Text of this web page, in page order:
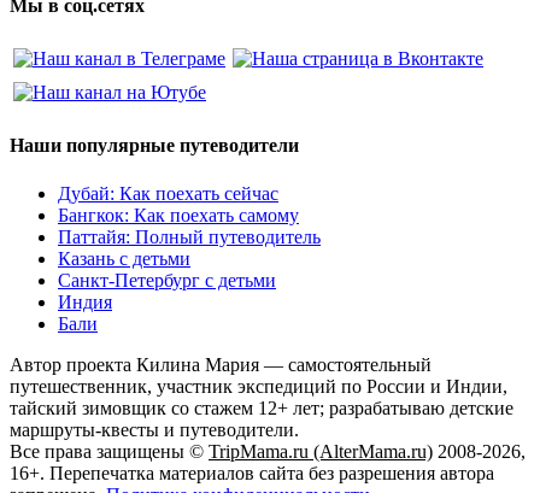
Мы в соц.сетях
Наши популярные путеводители
Дубай: Как поехать сейчас
Бангкок: Как поехать самому
Паттайя: Полный путеводитель
Казань с детьми
Санкт-Петербург с детьми
Индия
Бали
Автор проекта Килина Мария — самостоятельный
путешественник, участник экспедиций по России и Индии,
тайский зимовщик со стажем 12+ лет; разрабатываю детские
маршруты-квесты и путеводители.
Все права защищены © TripMama.ru (AlterMama.ru) 2008-2026,
16+. Перепечатка материалов сайта без разрешения автора